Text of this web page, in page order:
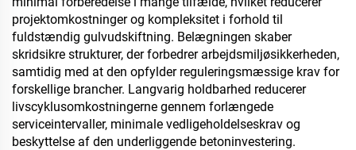
projektomkostninger og kompleksitet i forhold til
fuldstændig gulvudskiftning. Belægningen skaber
skridsikre strukturer, der forbedrer arbejdsmiljøsikkerheden,
samtidig med at den opfylder reguleringsmæssige krav for
forskellige brancher. Langvarig holdbarhed reducerer
livscyklusomkostningerne gennem forlængede
serviceintervaller, minimale vedligeholdelseskrav og
beskyttelse af den underliggende betoninvestering.